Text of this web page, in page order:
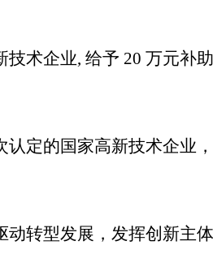
术企业, 给予 20 万元补
定的国家高新技术企业
转型发展，发挥创新主体